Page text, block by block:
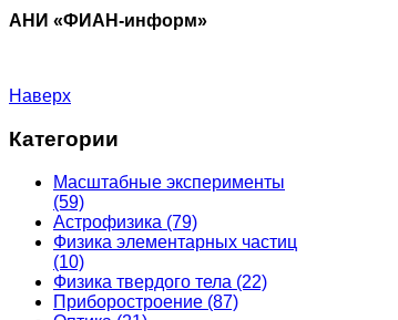
АНИ «ФИАН-информ»
Наверх
Категории
Масштабные эксперименты
(59)
Астрофизика (79)
Физика элементарных частиц
(10)
Физика твердого тела (22)
Приборостроение (87)